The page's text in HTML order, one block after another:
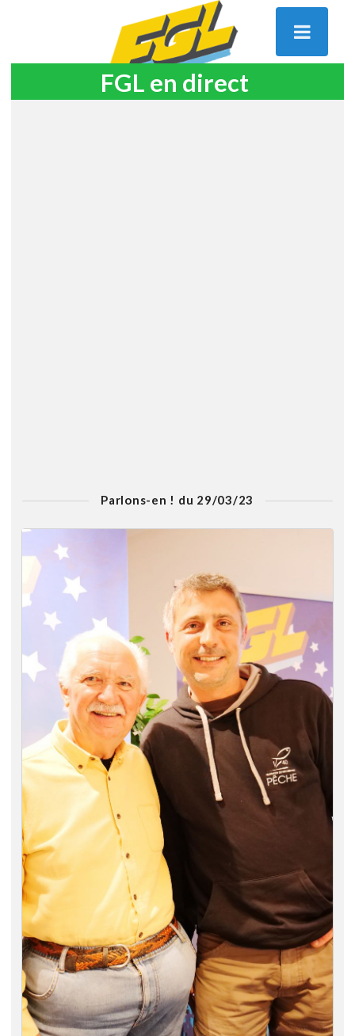
FGL en direct
Parlons-en ! du 29/03/23